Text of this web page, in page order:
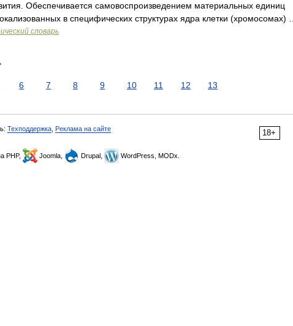
Обеспечивается самовоспроизведением материальных единиц
в специфических структурах ядра клетки (хромосомах) …
словарь
6 7 8 9 10 11 12 13
18+
Техподдержка Реклама на сайте
PHP, Joomla, Drupal, WordPress, MODx.